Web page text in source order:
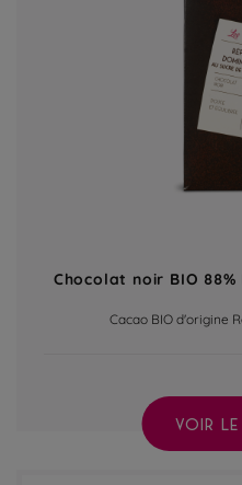
Chocolat noir BIO
Cacao BIO d'origine
VOIR